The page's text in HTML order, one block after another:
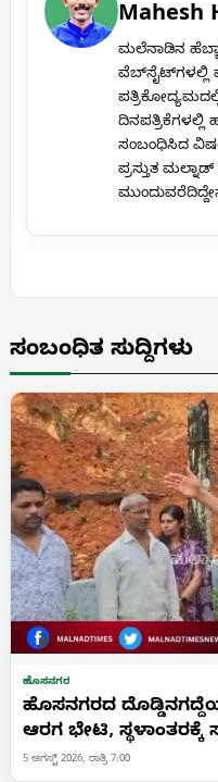
Mahesh
ಮಲೆನಾಡಿನ
ವೆಬ್‌ಸೈಟ್‌ಗಳಲ್ಲಿ
ಸಂಬಂಧಿಸಿದ
ಪ್ರಸ್ತುತ
ಸಂಬಂಧಿತ ಸುದ್ದಿಗಳು
ಹೊಸನಗರ
ಹೊಸನಗರದ
ಆರಗ ಭೇಟಿ, ಸ್ಥಳಾಂತರಕ್ಕೆ
5 ಆಗಸ್ಟ್ 2026, ರಾತ್ರಿ 7:00